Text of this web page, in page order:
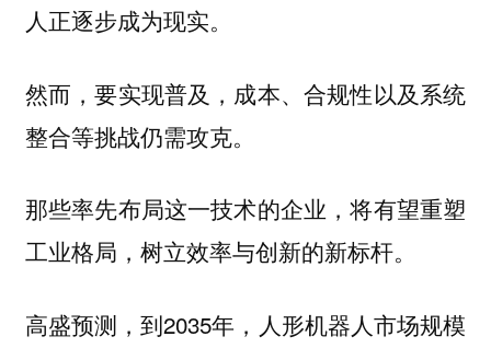
人正逐步成为现实。
然而，要实现普及，成本、合规性以及系统
整合等挑战仍需攻克。
那些率先布局这一技术的企业，将有望重塑
工业格局，树立效率与创新的新标杆。
高盛预测，到2035年，人形机器人市场规模